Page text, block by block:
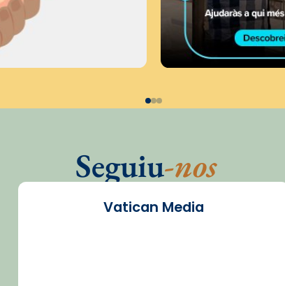
Seguiu-nos
Vatican Media